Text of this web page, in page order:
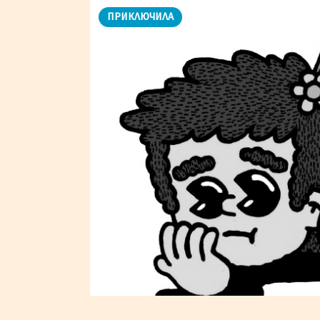
ПРИКЛЮЧИЛА